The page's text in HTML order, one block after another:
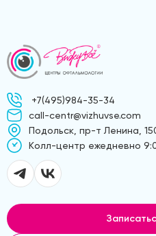
+7(495)984-35-34
call-centr@vizhuvse.com
Подольск, пр-т Ленина,
Kолл-центр ежедневно